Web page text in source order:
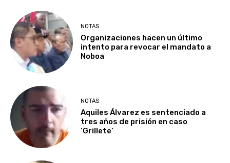
NOTAS
Organizaciones hacen un último
intento para revocar el mandato a
Noboa
NOTAS
Aquiles Álvarez es sentenciado a
tres años de prisión en caso
‘Grillete’